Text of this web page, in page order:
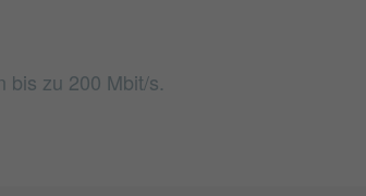
bis zu 200 Mbit/s.